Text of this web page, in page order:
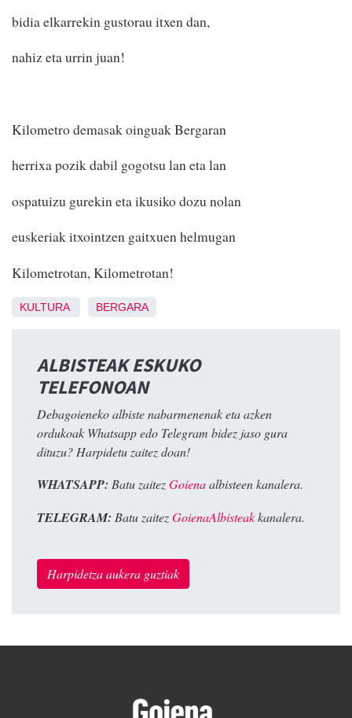
bidia elkarrekin gustorau itxen dan,
nahiz eta urrin juan!
Kilometro demasak oinguak Bergaran
herrixa pozik dabil gogotsu lan eta lan
ospatuizu gurekin eta ikusiko dozu nolan
euskeriak itxointzen gaitxuen helmugan
Kilometrotan, Kilometrotan!
KULTURA BERGARA
ALBISTEAK ESKUKO
TELEFONOAN
Debagoieneko albiste nabarmenenak eta azken
ordukoak Whatsapp edo Telegram bidez jaso gura
dituzu? Harpidetu zaitez doan!
WHATSAPP: Batu zaitezGoienaalbisteen kanalera.
TELEGRAM: Batu zaitezGoienaAlbisteakkanalera.
Harpidetza aukera guztiak